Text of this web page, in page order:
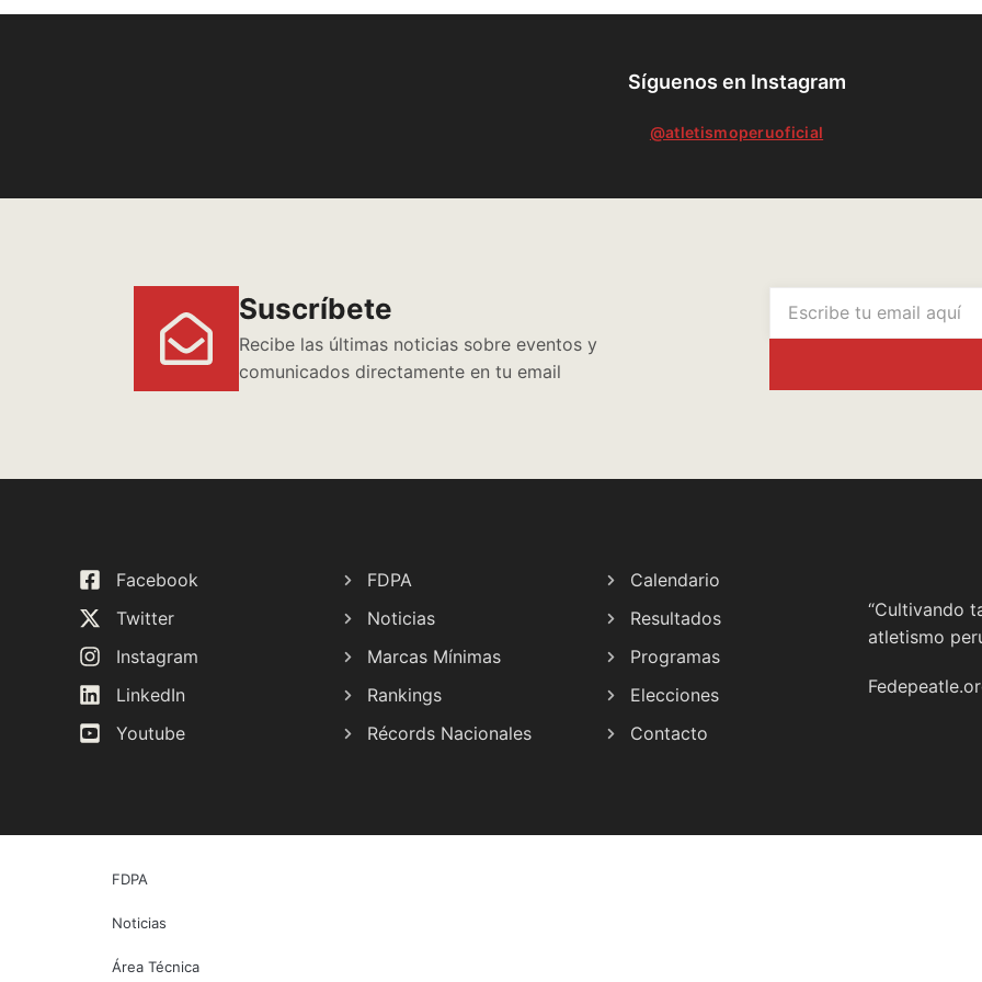
Síguenos en Instagram
@atletismoperuoficial
Suscríbete
Recibe las últimas noticias sobre eventos y
comunicados directamente en tu email
Facebook
Twitter
Instagram
LinkedIn
Youtube
FDPA
Noticias
Marcas Mínimas
Rankings
Récords Nacionales
Calendario
Resultados
Programas
Elecciones
Contacto
“Cultivando
atletismo
FDPA
Noticias
Área Técnica